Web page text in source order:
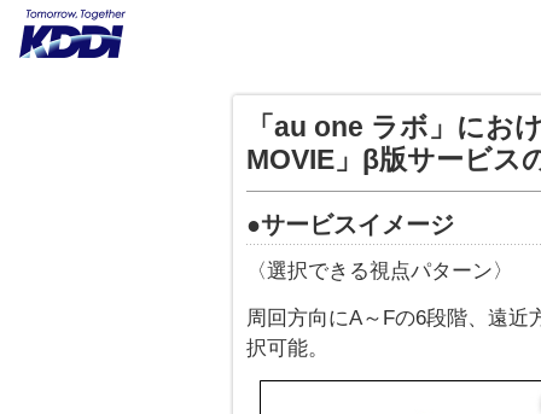
「au one ラボ」にお
MOVIE」β版サービス
●サービスイメージ
〈選択できる視点パターン〉
周回方向にA～Fの6段階、遠近
択可能。